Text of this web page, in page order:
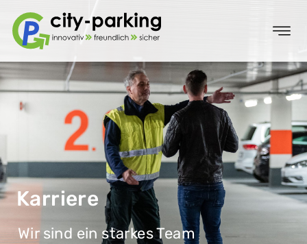
Karriere
Wir sind ein starkes Team